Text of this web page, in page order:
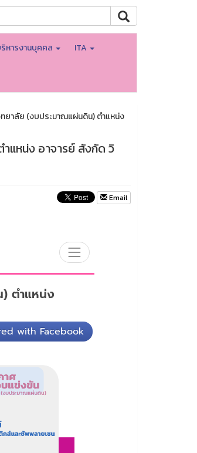
หารงานบุคคล ITA
าลัย (งบประมาณแผ่นดิน) ตำแหน่ง
แหน่ง อาจารย์ สังกัด วิ
Email